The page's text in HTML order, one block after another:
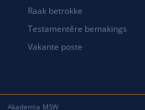
Raak betrokke
Testamentêre bemakings
Vakante poste
Akademia MSW